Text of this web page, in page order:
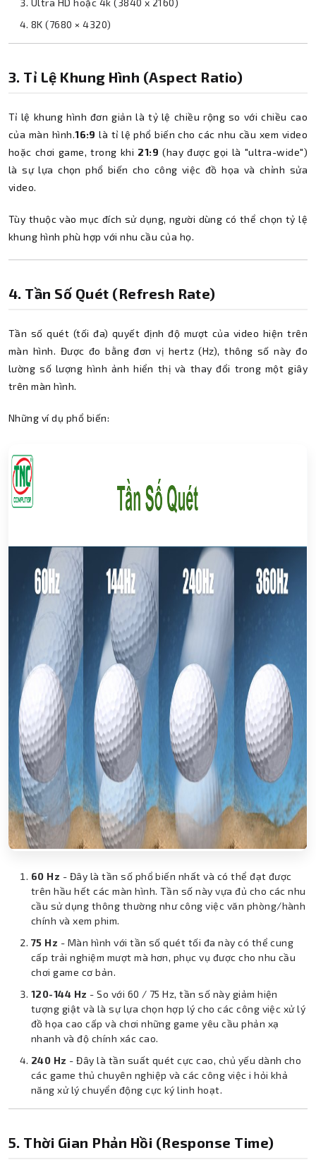
Ultra HD hoặc 4k (3840 x 2160)
8K (7680 × 4320)
3. Tỉ Lệ Khung Hình (Aspect Ratio)
Tỉ lệ khung hình đơn giản là tỷ lệ chiều rộng so với chiều cao
của màn hình.16:9 là tỉ lệ phổ biến cho các nhu cầu xem video
hoặc chơi game, trong khi 21:9 (hay được gọi là "ultra-wide")
là sự lựa chọn phổ biến cho công việc đồ họa và chỉnh sửa
video.
Tùy thuộc vào mục đích sử dụng, người dùng có thể chọn tỷ lệ
khung hình phù hợp với nhu cầu của họ.
4. Tần Số Quét (Refresh Rate)
Tần số quét (tối đa) quyết định độ mượt của video hiện trên
màn hình. Được đo bằng đơn vị hertz (Hz), thông số này đo
lường số lượng hình ảnh hiển thị và thay đổi trong một giây
trên màn hình.
Những ví dụ phổ biến:
60 Hz - Đây là tần số phổ biến nhất và có thể đạt được
trên hầu hết các màn hình. Tần số này vựa đủ cho các nhu
cầu sử dụng thông thường như công việc văn phòng/hành
chính và xem phim.
75 Hz - Màn hình với tần số quét tối đa này có thể cung
cấp trải nghiệm mượt mà hơn, phục vụ được cho nhu cầu
chơi game cơ bản.
120-144 Hz - So với 60 / 75 Hz, tần số này giảm hiện
tượng giật và là sự lựa chọn hợp lý cho các công việc xử lý
đồ họa cao cấp và chơi những game yêu cầu phản xạ
nhanh và độ chính xác cao.
240 Hz - Đây là tần suất quét cực cao, chủ yếu dành cho
các game thủ chuyên nghiệp và các công việc i hỏi khả
năng xử lý chuyển động cực ký linh hoạt.
5. Thời Gian Phản Hồi (Response Time)